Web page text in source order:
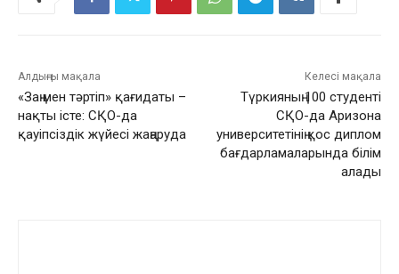
Алдыңғы мақала
«Заң мен тәртіп» қағидаты –
нақты істе: СҚО-да
қауіпсіздік жүйесі жаңаруда
Келесі мақала
Түркияның 100 студенті
СҚО-да Аризона
университетінің қос диплом
бағдарламаларында білім
алады